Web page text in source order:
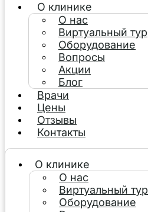
О клинике
О нас
Виртуальный тур
Оборудование
Вопросы
Акции
Блог
Врачи
Цены
Отзывы
Контакты
О клинике
О нас
Виртуальный тур
Оборудование